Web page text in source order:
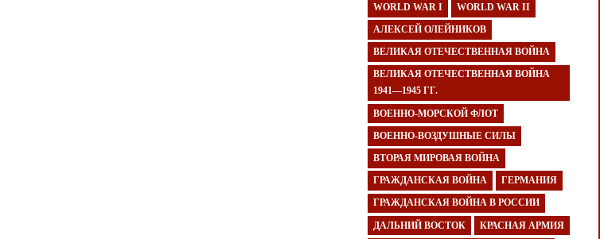
WORLD WAR I WORLD WAR II
АЛЕКСЕЙ ОЛЕЙНИКОВ
ВЕЛИКАЯ ОТЕЧЕСТВЕННАЯ ВОЙНА
ВЕЛИКАЯ ОТЕЧЕСТВЕННАЯ ВОЙНА
1941—1945 ГГ.
ВОЕННО-МОРСКОЙ ФЛОТ
ВОЕННО-ВОЗДУШНЫЕ СИЛЫ
ВТОРАЯ МИРОВАЯ ВОЙНА
ГРАЖДАНСКАЯ ВОЙНА ГЕРМАНИЯ
ГРАЖДАНСКАЯ ВОЙНА В РОССИИ
ДАЛЬНИЙ ВОСТОК КРАСНАЯ АРМИЯ